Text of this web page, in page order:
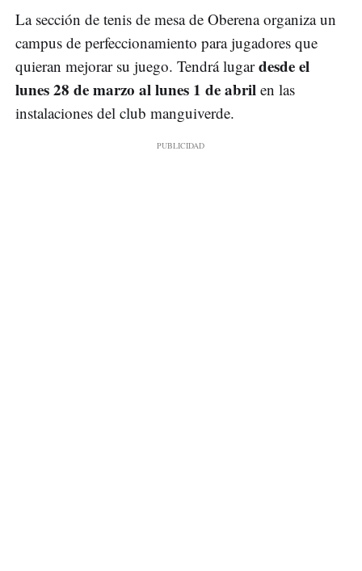
La sección de tenis de mesa de Oberena organiza un
campus de perfeccionamiento para jugadores que
quieran mejorar su juego. Tendrá lugardesde el
lunes 28 de marzo al lunes 1 de abril en las
instalaciones del club manguiverde.